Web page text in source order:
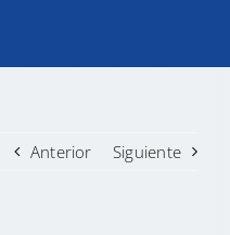
Anterior Siguiente